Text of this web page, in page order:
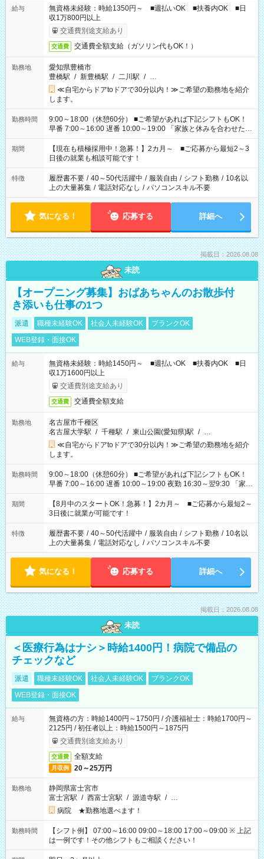
給与
無資格未経験：時給1350円～ ■週払いOK ■扶養内OK ■日
収1万800円以上
交通費別途支給あり
交通費 交通費全額支給（ガソリン代もOK！）
勤務地
愛知県豊橋市
豊橋駅 / 新豊橋駅 / 二川駅 / …
≪自宅からドアtoドアで30分以内！≫ご希望の勤務地を紹介
します。
勤務時間
9:00～18:00（休憩60分） ■ご希望があれば下記シフトもOK！
早番 7:00～16:00 遅番 10:00～19:00 「家族と休みを合わせた
い」 「余裕を持って夕飯の準備がしたい」 「できれば残業はし
たくない」 など、ご希望を教えてくださいね。 ※Wワーク希望
の方へ 今ご覧のお仕事で希望する勤務時間と、もう1つのお仕事
の勤務時間。 合計で週40時間を超える場合は応募できません。
期間
【現在も積極採用中！急募！】2カ月～ ■ご応募から最短2～3
日後の就業も相談可能です！
特徴 履歴書不要 / 40～50代活躍中 / 服装自由 / シフト勤務 / 10名以
上の大量募集 / 電話対応なし / パソコンスキル不要
気になる！ 応募する 詳細へ
掲載日：2026.08.08
未読
【オープニング募集】おばあちゃんのお散歩付
き添いも仕事の1つ
派遣 職種未経験OK 社会人未経験OK
ブランクOK
WEB登録・面接OK
給与
無資格未経験：時給1450円～ ■週払いOK ■扶養内OK ■日
収1万1600円以上
交通費別途支給あり
交通費 交通費全額支給
勤務地
名古屋市千種区
名古屋大学駅 / 千種駅 / 東山公園(愛知県)駅 / …
≪自宅からドアtoドアで30分以内！≫ご希望の勤務地を紹介
します。
勤務時間
9:00～18:00（休憩60分） ■ご希望があれば下記シフトもOK！
早番 7:00～16:00 遅番 10:00～19:00 夜勤 16:30～翌9:30 「家族
と休みを合わせたい」 「余裕を持って夕飯の準備がしたい」
「できれば残業はしたくない」 など、ご希望を教えてください
ね。 ※Wワーク希望の方へ 今ご覧のお仕事で希望する勤務時間
と、もう1つのお仕事の勤務時間。 合計で週40時間を超える場
合は応募できません。
期間
【8月中のスタートOK！急募！】2カ月～ ■ご応募から最短2～
3日後に就業が可能です！
特徴 履歴書不要 / 40～50代活躍中 / 服装自由 / シフト勤務 / 10名以
上の大量募集 / 電話対応なし / パソコンスキル不要
気になる！ 応募する 詳細へ
掲載日：2026.08.08
未読
＜医療行為はナシ＞時給1400円！病院で備品の
チェックなど
派遣 職種未経験OK 社会人未経験OK
ブランクOK
WEB登録・面接OK
給与
無資格の方：時給1400円～1750円 / 介護福祉士：時給1700円～
2125円 / 初任者以上：時給1500円～1875円
交通費別途支給あり
交通費 全額支給
月収例 20～25万円
勤務地
静岡県富士宮市
富士宮駅 / 西富士宮駅 / 源道寺駅 / …
病院 ★勤務地選べます！
勤務時間
【シフト例】 07:00～16:00 09:00～18:00 17:00～09:00 ※ 上記
は一例です！その他シフトもご相談ください！